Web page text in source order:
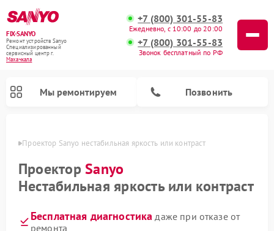
FIX-SANYO
Ремонт устройств Sanyo
Специализированный
cервисный центр г.
Махачкала
+7 (800) 301-55-83
Ежедневно, с 10:00 до 20:00
+7 (800) 301-55-83
Звонок бесплатный по РФ
Мы ремонтируем Позвонить
Проектор Sanyo нестабильная яркость или контраст
ПроекторSanyo
Нестабильная яркость или контраст
Бесплатная диагностика даже при отказе от
ремонта